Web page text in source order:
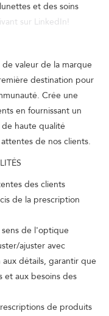
et des soins
sur LinkedIn!
valeur de la marque
destination pour
Crée une
en fournissant un
haute qualité
de nos clients.
des clients
de la prescription
de l'optique
ajuster avec
détails, garantir que
et aux besoins des
de produits